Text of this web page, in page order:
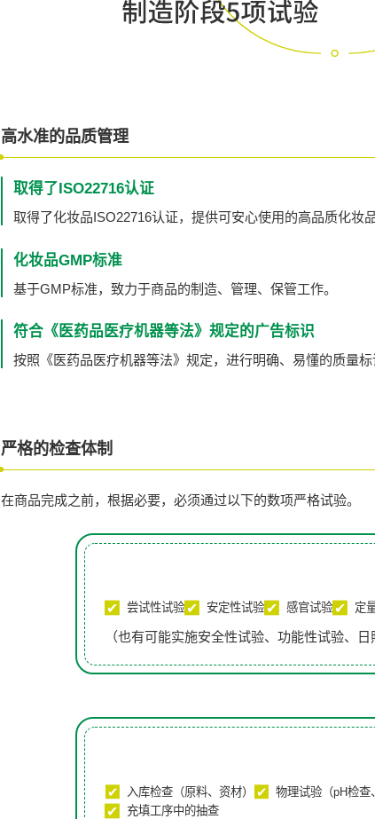
高水准的品质管理
取得了ISO22716认证
取得了化妆品ISO22716认证，提供可安心使用的高品质化妆品
化妆品GMP标准
基于GMP标准，致力于商品的制造、管理、保管工作。
符合《医药品医疗机器等法》规定的广告标识
按照《医药品医疗机器等法》规定，进行明确、易懂的质量标
严格的检查体制
在商品完成之前，根据必要，必须通过以下的数项严格试验。
尝试性试验 安定性试验 感官试验 定
（也有可能实施安全性试验、功能性试验、日
入库检查（原料、资材） 物理试验（pH检查
充填工序中的抽查